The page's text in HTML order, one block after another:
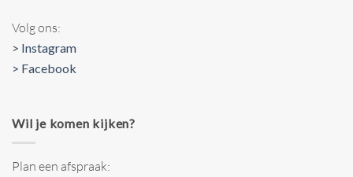
Volg ons:
> Instagram
> Facebook
Wil je komen kijken?
Plan een afspraak: